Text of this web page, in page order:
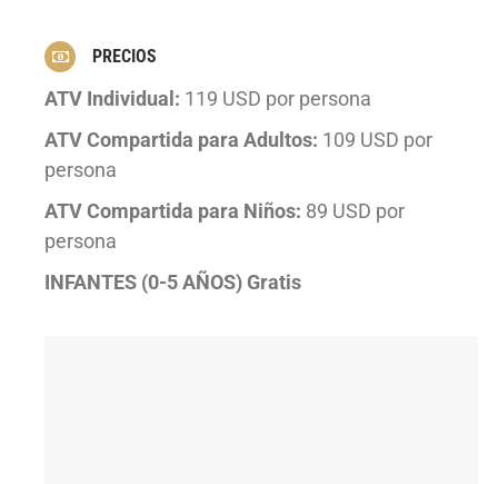
PRECIOS
ATV Individual: 119 USD por persona
ATV Compartida para Adultos: 109 USD por
persona
ATV Compartida para Niños: 89 USD por
persona
INFANTES (0-5 AÑOS) Gratis